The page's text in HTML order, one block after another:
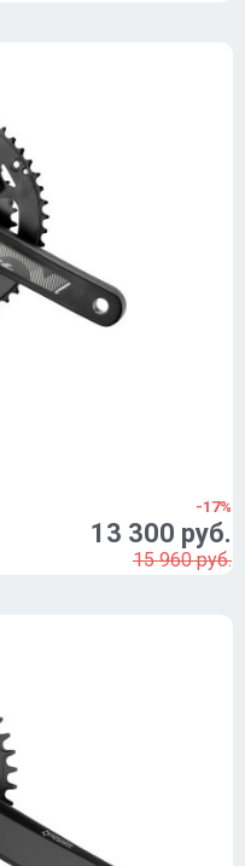
-17%
13 300 руб.
15 960 руб.